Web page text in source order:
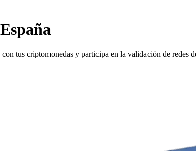
tus criptomonedas y participa en la validación de redes